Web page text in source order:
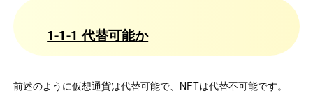
1-1-1 代替可能か
前述のように仮想通貨は代替可能で、NFTは代替不可能です。